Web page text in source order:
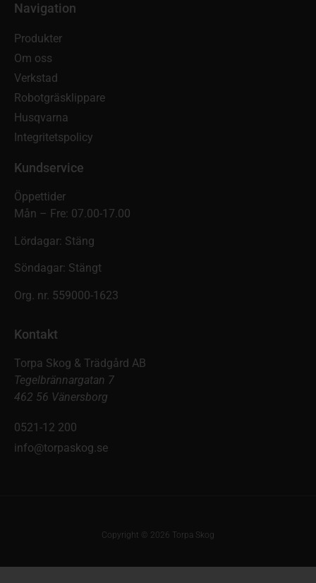
Navigation
Produkter
Om oss
Verkstad
Robotgräsklippare
Husqvarna
Integritetspolicy
Kundservice
Öppettider
Mån – Fre: 07.00-17.00
Lördagar: Stäng
Söndagar: Stängt
Org. nr. 559000-1623
Kontakt
Torpa Skog & Trädgård AB
Tegelbrännargatan 7
462 56 Vänersborg
0521-12 200
info@torpaskog.se
Copyright © 2026 Torpa Skog